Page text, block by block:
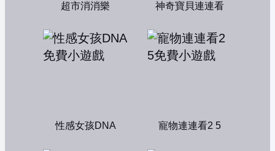
超市消消樂 神奇寶貝連連看
性感女孩DNA 寵物連連看2 5